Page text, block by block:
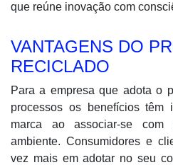
que reúne inovação com
VANTAGENS DO
RECICLADO
Para a empresa que adota o
processos os benefícios
marca ao associar-se
ambiente. Consumidores e
vez mais em adotar no seu